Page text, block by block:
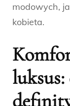
modowych,
kobieta.
luksus: